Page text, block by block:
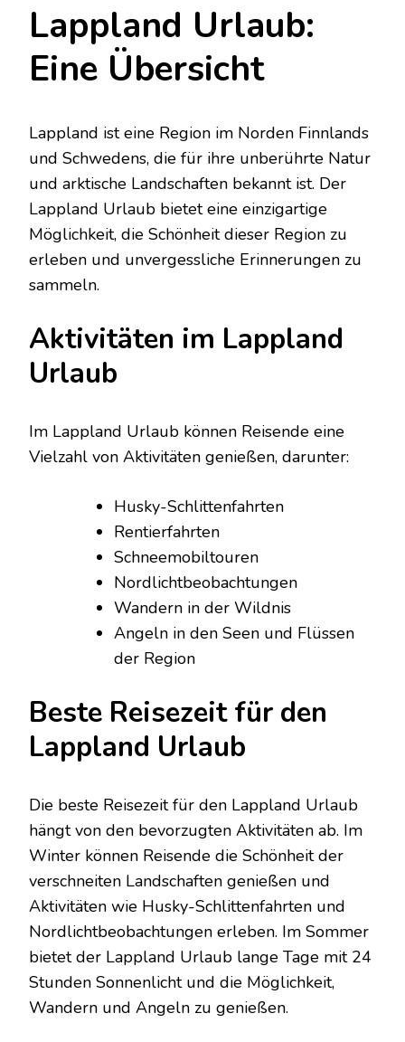
Lappland Urlaub:
Eine Übersicht
Lappland ist eine Region im Norden Finnlands
und Schwedens, die für ihre unberührte Natur
und arktische Landschaften bekannt ist. Der
Lappland Urlaub bietet eine einzigartige
Möglichkeit, die Schönheit dieser Region zu
erleben und unvergessliche Erinnerungen zu
sammeln.
Aktivitäten im Lappland
Urlaub
Im Lappland Urlaub können Reisende eine
Vielzahl von Aktivitäten genießen, darunter:
Husky-Schlittenfahrten
Rentierfahrten
Schneemobiltouren
Nordlichtbeobachtungen
Wandern in der Wildnis
Angeln in den Seen und Flüssen
der Region
Beste Reisezeit für den
Lappland Urlaub
Die beste Reisezeit für den Lappland Urlaub
hängt von den bevorzugten Aktivitäten ab. Im
Winter können Reisende die Schönheit der
verschneiten Landschaften genießen und
Aktivitäten wie Husky-Schlittenfahrten und
Nordlichtbeobachtungen erleben. Im Sommer
bietet der Lappland Urlaub lange Tage mit 24
Stunden Sonnenlicht und die Möglichkeit,
Wandern und Angeln zu genießen.